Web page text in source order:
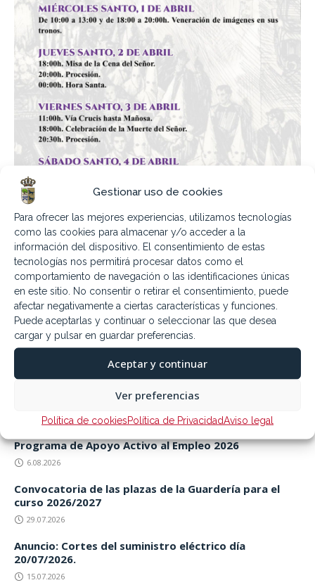
Gestionar uso de cookies
Para ofrecer las mejores experiencias, utilizamos tecnologías
como las cookies para almacenar y/o acceder a la
información del dispositivo. El consentimiento de estas
tecnologías nos permitirá procesar datos como el
comportamiento de navegación o las identificaciones únicas
en este sitio. No consentir o retirar el consentimiento, puede
afectar negativamente a ciertas características y funciones.
Puede aceptarlas y continuar o seleccionar las que desea
cargar y pulsar en guardar preferencias.
Aceptar y continuar
Ver preferencias
Política de cookiesPolítica de PrivacidadAviso legal
0
Programa de Apoyo Activo al Empleo 2026
6.08.2026
Convocatoria de las plazas de la Guardería para el
curso 2026/2027
29.07.2026
Anuncio: Cortes del suministro eléctrico día
20/07/2026.
15.07.2026